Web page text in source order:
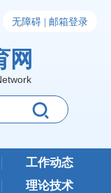
无障碍 | 邮箱登录
网
工作动态
理论技术